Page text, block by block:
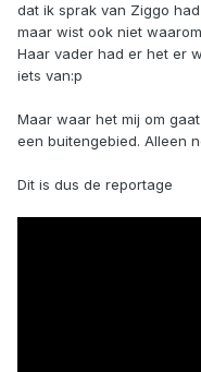
dat ik sprak van Ziggo
maar wist ook niet
Haar vader had er het er
iets van:p
Maar waar het mij om
een buitengebied. Alleen
Dit is dus de reportage